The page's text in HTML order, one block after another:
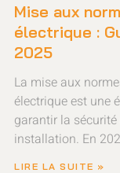
Mise aux
électrique :
2025
La mise aux
électrique est une
garantir la sécurité
installation. En
LIRE LA SUITE »